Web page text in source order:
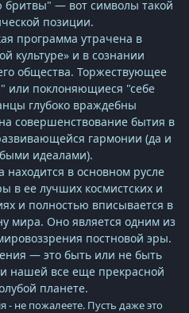
бритвы" — вот символы такой
позиции.
программа утрачена в
культуре» и в сознании
общества. Торжествующее
поклоняющиеся "себе
глубоко враждебны
совершенствование бытия в
гармонии (да и
идеалами).
в основном русле
в ее лучших космистских и
и полностью вписывается в
мира. Оно является одним из
постновой эры.
— это быть или не быть
нашей все еще прекрасной
планете.
- не пожалеете. Пусть даже это